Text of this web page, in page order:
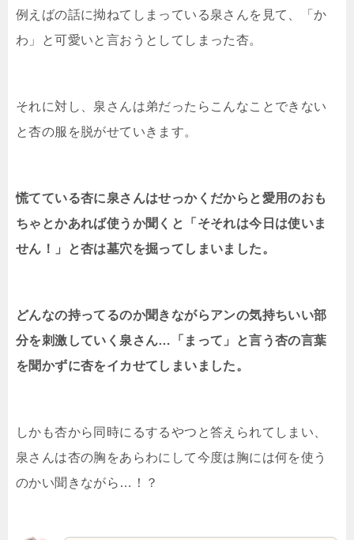
例えばの話に拗ねてしまっている泉さんを見て、「か
わ」と可愛いと言おうとしてしまった杏。
それに対し、泉さんは弟だったらこんなことできない
と杏の服を脱がせていきます。
慌てている杏に泉さんはせっかくだからと愛用のおも
ちゃとかあれば使うか聞くと「そそれは今日は使いま
せん！」と杏は墓穴を掘ってしまいました。
どんなの持ってるのか聞きながらアンの気持ちいい部
分を刺激していく泉さん…「まって」と言う杏の言葉
を聞かずに杏をイカせてしまいました。
しかも杏から同時にるするやつと答えられてしまい、
泉さんは杏の胸をあらわにして今度は胸には何を使う
のかい聞きながら…！？